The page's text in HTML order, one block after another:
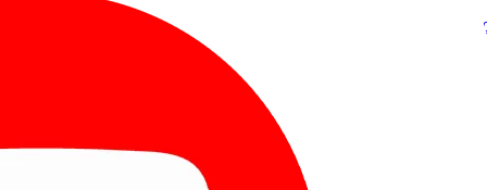
(8h00 - 21h30)
(8h00 -